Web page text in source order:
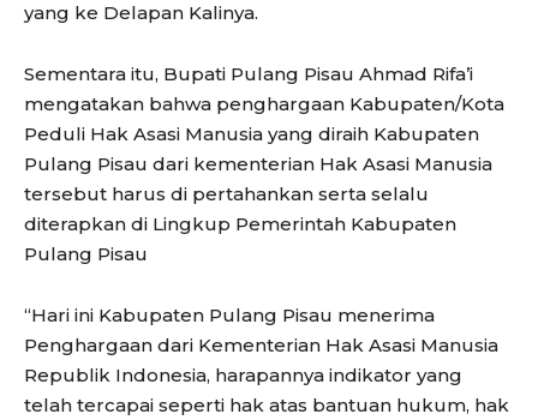
yang ke Delapan Kalinya.
Sementara itu, Bupati Pulang Pisau Ahmad Rifa’i
mengatakan bahwa penghargaan Kabupaten/Kota
Peduli Hak Asasi Manusia yang diraih Kabupaten
Pulang Pisau dari kementerian Hak Asasi Manusia
tersebut harus di pertahankan serta selalu
diterapkan di Lingkup Pemerintah Kabupaten
Pulang Pisau
“Hari ini Kabupaten Pulang Pisau menerima
Penghargaan dari Kementerian Hak Asasi Manusia
Republik Indonesia, harapannya indikator yang
telah tercapai seperti hak atas bantuan hukum, hak